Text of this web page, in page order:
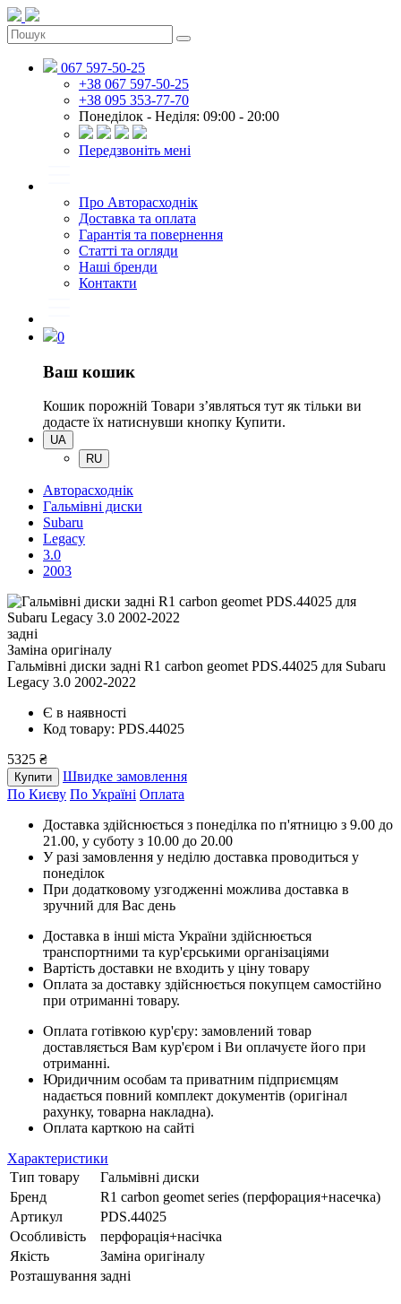
067 597-50-25
+38 067 597-50-25
+38 095 353-77-70
Понеділок - Неділя: 09:00 - 20:00
Передзвоніть мені
Про Авторасходнік
Доставка та оплата
Гарантія та повернення
Статті та огляди
Наші бренди
Контакти
0
Ваш кошик
Кошик порожній Товари зʼявляться тут як тільки ви
додасте їх натиснувши кнопку Купити.
UA
RU
Авторасходнік
Гальмівні диски
Subaru
Legacy
3.0
2003
задні
Заміна оригіналу
Гальмівні диски задні R1 carbon geomet PDS.44025 для Subaru
Legacy 3.0 2002-2022
Є в наявності
Код товару: PDS.44025
5325 ₴
Купити
Швидке замовлення
По Києву По Україні Оплата
Доставка здійснюється з понеділка по п'ятницю з 9.00 до
21.00, у суботу з 10.00 до 20.00
У разі замовлення у неділю доставка проводиться у
понеділок
При додатковому узгодженні можлива доставка в
зручний для Вас день
Доставка в інші міста України здійснюється
транспортними та кур'єрськими організаціями
Вартість доставки не входить у ціну товару
Оплата за доставку здійснюється покупцем самостійно
при отриманні товару.
Оплата готівкою кур'єру: замовлений товар
доставляється Вам кур'єром і Ви оплачуєте його при
отриманні.
Юридичним особам та приватним підприємцям
надається повний комплект документів (оригінал
рахунку, товарна накладна).
Оплата карткою на сайті
Характеристики
Тип товару
Гальмівні диски
Бренд
R1 carbon geomet series (перфорация+насечка)
Артикул
PDS.44025
Особливість
перфорація+насічка
Якість
Заміна оригіналу
Розташування задні